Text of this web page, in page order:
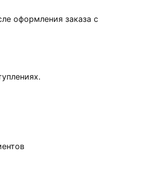
оформления заказа с